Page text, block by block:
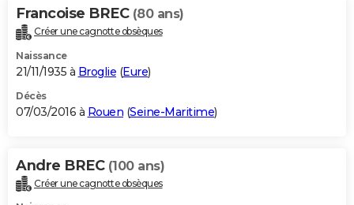
Francoise BREC (80 ans)
Créer une cagnotte obsèques
Naissance
21/11/1935 à Broglie (Eure)
Décès
07/03/2016 à Rouen (Seine-Maritime)
Andre BREC (100 ans)
Créer une cagnotte obsèques